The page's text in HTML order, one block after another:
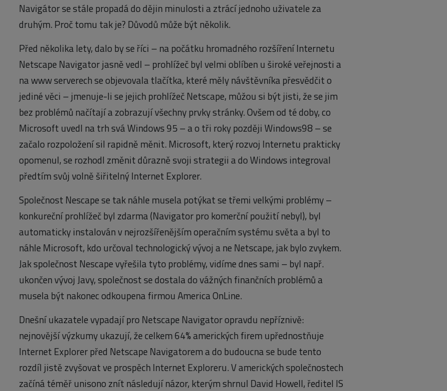
Navigátor se stále propadá do dějin minulosti a ztrácí jednoho uživatele za
druhým. Proč tomu tak je? Důvodů může být několik.
Před několika lety, dalo by se říci – na počátku hromadného rozšíření Internetu
Netscape Navigator jasně vedl – prohlížeč byl velmi oblíben u široké veřejnosti a
na www serverech se objevovala tlačítka, které měly návštěvníka přesvědčit o
jediné věci – jmenuje-li se jejich prohlížeč Netscape, můžou si být jisti, že se jim
bez problémů načítají a zobrazují všechny prvky stránky. Ovšem od té doby, co
Microsoft uvedl na trh svá Windows 95 – a o tři roky později Windows98 – se
začalo rozpoložení sil rapidně měnit. Microsoft, který rozvoj Internetu prakticky
opomenul, se rozhodl změnit důrazně svoji strategii a do Windows integroval
předtím svůj volně šiřitelný Internet Explorer.
Společnost Nescape se tak náhle musela potýkat se třemi velkými problémy –
konkureční prohlížeč byl zdarma (Navigator pro komerční použití nebyl), byl
automaticky instalován v nejrozšířenějším operačním systému světa a byl to
náhle Microsoft, kdo určoval technologický vývoj a ne Netscape, jak bylo zvykem.
Jak společnost Nescape vyřešila tyto problémy, vidíme dnes sami – byl např.
ukončen vývoj Javy, společnost se dostala do vážných finančních problémů a
musela být nakonec odkoupena firmou America OnLine.
Dnešní ukazatele vypadají pro Netscape Navigator opravdu nepříznivě:
nejnovější výzkumy ukazují, že celkem 64% amerických firem upřednostňuje
Internet Explorer před Netscape Navigatorem a do budoucna se bude tento
rozdíl jistě zvyšovat ve prospěch Internet Exploreru. V amerických společnostech
začíná téměř unisono znít následují názor, kterým shrnul David Howell, ředitel IS